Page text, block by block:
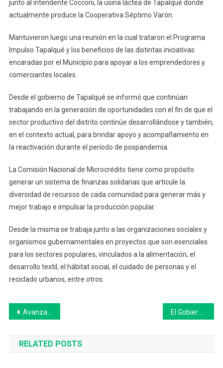
Microcréditos
Alberto
Visitó
Tapalqué
junto al intendente Cocconi, la usina láctea de Tapalqué donde
actualmente produce la Cooperativa Séptimo Varón.
Mantuvieron luego una reunión en la cual trataron el Programa
Impulso Tapalqué y los beneficios de las distintas iniciativas
encaradas por el Municipio para apoyar a los emprendedores y
comerciantes locales.
Desde el gobierno de Tapalqué se informó que continúan
trabajando en la generación de oportunidades con el fin de que el
sector productivo del distrito continúe desarrollándose y también,
en el contexto actual, para brindar apoyo y acompañamiento en
la reactivación durante el período de pospandemia.
La Comisión Nacional de Microcrédito tiene como propósito
generar un sistema de finanzas solidarias que articule la
diversidad de recursos de cada comunidad para generar más y
mejor trabajo e impulsar la producción popular.
Desde la misma se trabaja junto a las organizaciones sociales y
organismos gubernamentales en proyectos que son esenciales
para los sectores populares, vinculados a la alimentación, el
desarrollo textil, el hábitat social, el cuidado de personas y el
reciclado urbanos, entre otros.
Navegación
de
entradas
Avanza la organización de la Fiesta del Lechón en Morea
RELATED POSTS